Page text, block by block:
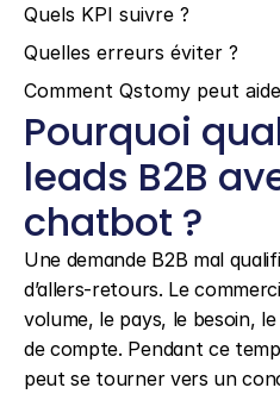
Quels KPI suivre ?
Quelles erreurs éviter ?
Comment Qstomy peut
Pourquoi
leads B2B
chatbot ?
Une demande B2B mal
d’allers-retours. Le
volume, le pays, le besoin,
de compte. Pendant ce
peut se tourner vers un